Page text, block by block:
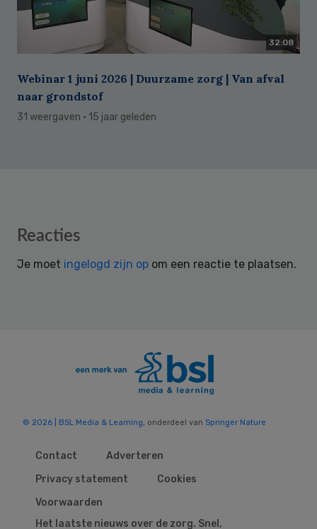
32:08
Webinar 1 juni 2026 | Duurzame zorg | Van afval
naar grondstof
31 weergaven · 15 jaar geleden
Reader
Reacties
Je moet ingelogd zijn op om een reactie te plaatsen.
© 2026 | BSL Media & Learning, onderdeel van Springer Nature
Contact
Adverteren
Privacy statement
Cookies
Voorwaarden
Het laatste nieuws over de zorg. Snel,